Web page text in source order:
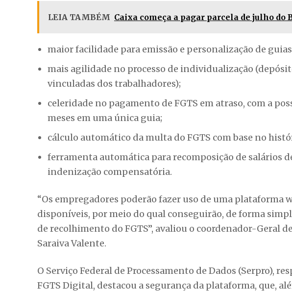
LEIA TAMBÉM Caixa começa a pagar parcela de julho do
maior facilidade para emissão e personalização de
mais agilidade no processo de individualização
vinculadas dos trabalhadores);
celeridade no pagamento de FGTS em atraso, com a
meses em uma única guia;
cálculo automático da multa do FGTS com base no
ferramenta automática para recomposição de salários
indenização compensatória.
“Os empregadores poderão fazer uso de uma
disponíveis, por meio do qual conseguirão, de forma
de recolhimento do FGTS”, avaliou o coordenador-Geral
Saraiva Valente.
O Serviço Federal de Processamento de Dados (Serpro),
FGTS Digital, destacou a segurança da plataforma, que,